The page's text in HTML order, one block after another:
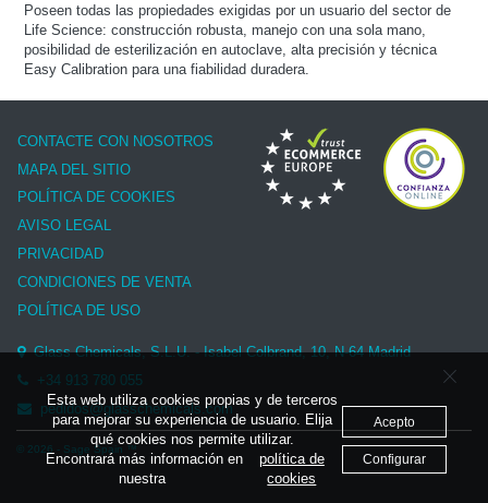
Poseen todas las propiedades exigidas por un usuario del sector de
Life Science: construcción robusta, manejo con una sola mano,
posibilidad de esterilización en autoclave, alta precisión y técnica
Easy Calibration para una fiabilidad duradera.
CONTACTE CON NOSOTROS
MAPA DEL SITIO
POLÍTICA DE COOKIES
AVISO LEGAL
PRIVACIDAD
CONDICIONES DE VENTA
POLÍTICA DE USO
Glass Chemicals, S.L.U. - Isabel Colbrand, 10, N-64 Madrid
+34 913 780 055
pedidos@glasschemicals.com
© 2026 - Sage Spain ™
Esta web utiliza cookies propias y de terceros
para mejorar su experiencia de usuario. Elija
qué cookies nos permite utilizar.
Encontrará más información en
nuestra
política de
cookies
Acepto
Configurar